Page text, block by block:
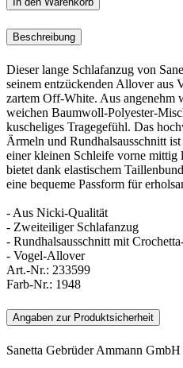
Beschreibung
Dieser lange Schlafanzug von
seinem entzückenden Allover aus
zartem Off-White. Aus angenehm
weichen Baumwoll-Polyester-
kuscheliges Tragegefühl. Das
Ärmeln und Rundhalsausschnitt
einer kleinen Schleife vorne
bietet dank elastischem
eine bequeme Passform für
- Aus Nicki-Qualität
- Zweiteiliger Schlafanzug
- Rundhalsausschnitt mit
- Vogel-Allover
Art.-Nr.: 233599
Farb-Nr.: 1948
Angaben zur Produktsicherheit
Sanetta Gebrüder Ammann